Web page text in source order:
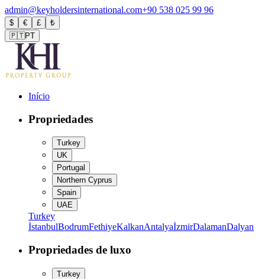
admin@keyholdersinternational.com+90 538 025 99 96
$ € £
₺
🇵🇹PT
Início
Propriedades
Turkey
UK
Portugal
Northern Cyprus
Spain
UAE
Turkey
İstanbulBodrumFethiyeKalkanAntalyaİzmirDalamanDalyan
Propriedades de luxo
Turkey